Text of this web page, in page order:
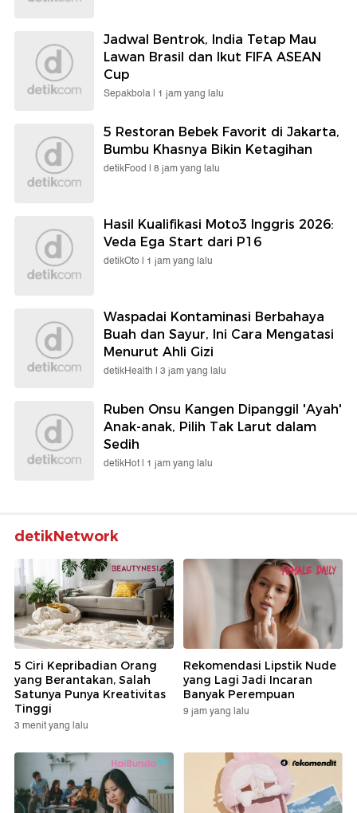
Jadwal Bentrok, India Tetap Mau
Lawan Brasil dan Ikut FIFA ASEAN
Cup
Sepakbola | 1 jam yang lalu
5 Restoran Bebek Favorit di Jakarta,
Bumbu Khasnya Bikin Ketagihan
detikFood | 8 jam yang lalu
Hasil Kualifikasi Moto3 Inggris 2026:
Veda Ega Start dari P16
detikOto | 1 jam yang lalu
Waspadai Kontaminasi Berbahaya
Buah dan Sayur, Ini Cara Mengatasi
Menurut Ahli Gizi
detikHealth | 3 jam yang lalu
Ruben Onsu Kangen Dipanggil 'Ayah'
Anak-anak, Pilih Tak Larut dalam
Sedih
detikHot | 1 jam yang lalu
detikNetwork
5 Ciri Kepribadian Orang
yang Berantakan, Salah
Satunya Punya Kreativitas
Tinggi
3 menit yang lalu
Rekomendasi Lipstik Nude
yang Lagi Jadi Incaran
Banyak Perempuan
9 jam yang lalu